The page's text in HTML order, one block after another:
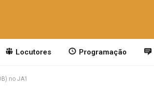
Locutores Programação
no JA1